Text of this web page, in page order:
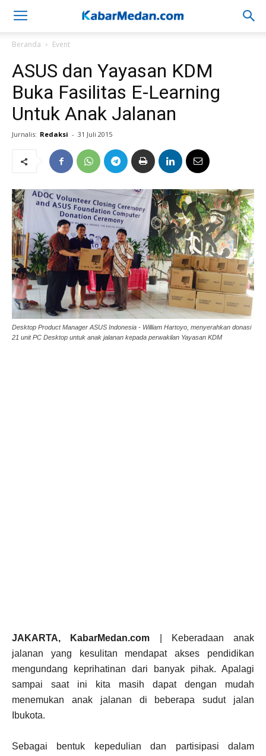
Beranda Event
ASUS dan Yayasan KDM
Buka Fasilitas E-Learning
Untuk Anak Jalanan
Jurnalis: Redaksi - 31 Juli 2015
Desktop Product Manager ASUS Indonesia - William Hartoyo, menyerahkan donasi
21 unit PC Desktop untuk anak jalanan kepada perwakilan Yayasan KDM
JAKARTA, KabarMedan.com | Keberadaan anak
jalanan yang kesulitan mendapat akses pendidikan
mengundang keprihatinan dari banyak pihak. Apalagi
sampai saat ini kita masih dapat dengan mudah
menemukan anak jalanan di beberapa sudut jalan
Ibukota.
Sebagai bentuk kepedulian dan partisipasi dalam